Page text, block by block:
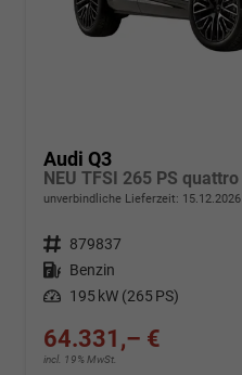
Audi Q3
unverbindliche Lieferzeit: 15.12.2026
Fahrzeugnr. 879837
Kraftstoff Benzin
Leistung 195 kW (265 PS)
64.331,– €
incl. 19% MwSt.